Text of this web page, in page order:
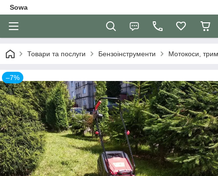
Sowa
Товари та послуги Бензоінструменти Мотокоси,
–7%